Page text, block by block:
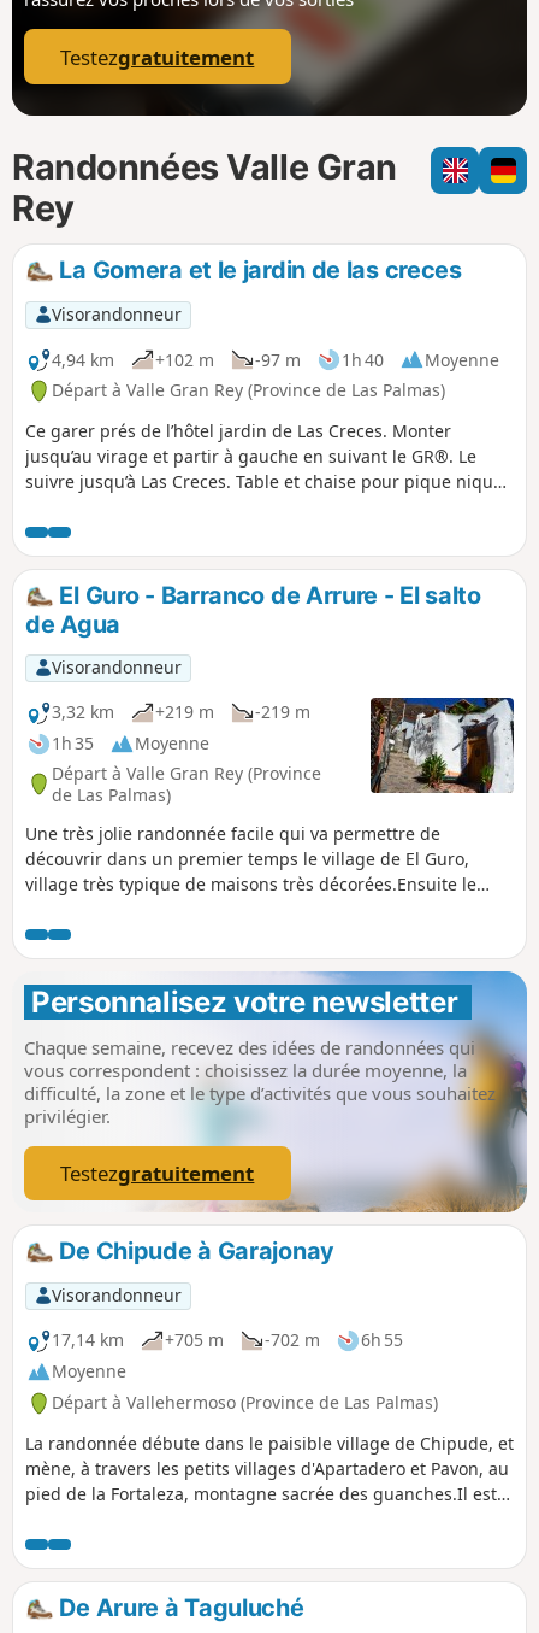
p
Testezgratuitement
Randonnées Valle Gran
Rey
La Gomera et le jardin de las creces
Visorandonneur
4,94 km
+102 m -97 m 1h 40
Moyenne
Départ à Valle Gran Rey (Province de Las Palmas)
Ce garer prés de l’hôtel jardin de Las Creces. Monter
jusqu’au virage et partir à gauche en suivant le GR®. Le
suivre jusqu’à Las Creces. Table et chaise pour pique niquer.
l’aller. Ne pas suivre Las Hayas jusqu’au bout mais prendre
le joli sentier de droite. Une fois sur la route descendre à
droite. Et vous voilà de retour.
El Guro - Barranco de Arrure - El salto
de Agua
Visorandonneur
3,32 km
+219 m
-219 m
1h 35
Moyenne
Départ à Valle Gran Rey (Province
de Las Palmas)
Une très jolie randonnée facile qui va permettre de
découvrir dans un premier temps le village de El Guro,
village très typique de maisons très décorées.Ensuite le
petite cascade .
Personnalisez votre newsletter
Chaque semaine, recevez des idées de randonnées qui
vous correspondent : choisissez la durée moyenne, la
difficulté, la zone et le type d’activités que vous souhaitez
privilégier.
Testezgratuitement
De Chipude à Garajonay
Visorandonneur
17,14 km
+705 m -702 m
6h 55
Moyenne
Départ à Vallehermoso (Province de Las Palmas)
La randonnée débute dans le paisible village de Chipude, et
mène, à travers les petits villages d'Apartadero et Pavon, au
pied de la Fortaleza, montagne sacrée des guanches.Il est
anciens habitants de l'île chérissaient cette montagne de
par sa forme inhabituelle. C'est un cadeau des Dieux. En
tous cas, par temps clair, on peut la voir depuis l'île voisine
de la Palma !
De Arure à Taguluché